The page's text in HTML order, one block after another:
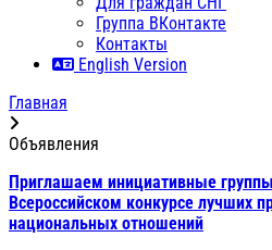
Группа ВКонтакте
Контакты
English Version
Главная
Объявления
Приглашаем инициативные
Всероссийском конкурсе лучших
национальных отношений